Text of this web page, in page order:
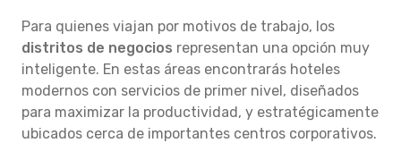
Para quienes viajan por motivos de trabajo, los
distritos de negocios representan una opción muy
inteligente. En estas áreas encontrarás hoteles
modernos con servicios de primer nivel, diseñados
para maximizar la productividad, y estratégicamente
ubicados cerca de importantes centros corporativos.